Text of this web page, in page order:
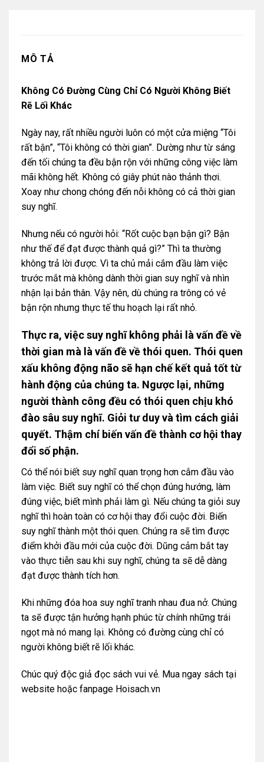
MÔ TẢ
Không Có Đường Cùng Chỉ Có Người Không Biết
Rẽ Lối Khác
Ngày nay, rất nhiều người luôn có một cửa miệng “Tôi
rất bận”, “Tôi không có thời gian”. Dường như từ sáng
đến tối chúng ta đều bận rộn với những công việc làm
mãi không hết. Không có giây phút nào thảnh thơi.
Xoay như chong chóng đến nỗi không có cả thời gian
suy nghĩ.
Nhưng nếu có người hỏi: “Rốt cuộc bạn bận gì? Bận
như thế để đạt được thành quả gì?” Thì ta thường
không trả lời được. Vì ta chủ mải cắm đầu làm việc
trước mắt mà không dành thời gian suy nghĩ và nhìn
nhận lại bản thân. Vậy nên, dù chúng ra trông có vẻ
bận rộn nhưng thực tế thu hoạch lại rất nhỏ.
Thực ra, việc suy nghĩ không phải là vấn đề về
thời gian mà là vấn đề về thói quen. Thói quen
xấu không động não sẽ hạn chế kết quả tốt từ
hành động của chúng ta. Ngược lại, những
người thành công đều có thói quen chịu khó
đào sâu suy nghĩ. Giỏi tư duy và tìm cách giải
quyết. Thậm chí biến vấn đề thành cơ hội thay
đổi số phận.
Có thể nói biết suy nghĩ quan trọng hơn cắm đầu vào
làm việc. Biết suy nghĩ có thể chọn đúng hướng, làm
đúng việc, biết mình phải làm gì. Nếu chúng ta giỏi suy
nghĩ thì hoàn toàn có cơ hội thay đổi cuộc đời. Biến
suy nghĩ thành một thói quen. Chúng ra sẽ tìm được
điểm khởi đầu mới của cuộc đời. Dũng cảm bắt tay
vào thực tiễn sau khi suy nghĩ, chúng ta sẽ dễ dàng
đạt được thành tích hơn.
Khi những đóa hoa suy nghĩ tranh nhau đua nở. Chúng
ta sẽ được tận hưởng hạnh phúc từ chính những trái
ngọt mà nó mang lại. Không có đường cùng chỉ có
người không biết rẽ lối khác.
Chúc quý độc giả đọc sách vui vẻ. Mua ngay sách tại
websitehoặc fanpage Hoisach.vn